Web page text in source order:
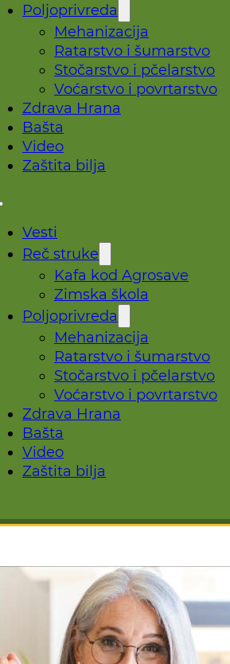
Poljoprivreda
Mehanizacija
Ratarstvo i šumarstvo
Stočarstvo i pčelarstvo
Voćarstvo i povrtarstvo
Zdrava Hrana
Bašta
Video
Zaštita bilja
Vesti
Reč struke
Kafa kod Agrosave
Zimska škola
Poljoprivreda
Mehanizacija
Ratarstvo i šumarstvo
Stočarstvo i pčelarstvo
Voćarstvo i povrtarstvo
Zdrava Hrana
Bašta
Video
Zaštita bilja